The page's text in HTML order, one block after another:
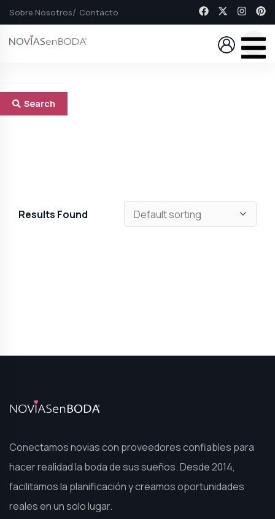
Sobre Nosotros Contacto
Search
Results Found
Conectamos novias con proveedores confiables para
hacer realidad la boda de sus sueños. Desde 2014,
facilitamos la planificación y creamos oportunidades
reales en un solo lugar.